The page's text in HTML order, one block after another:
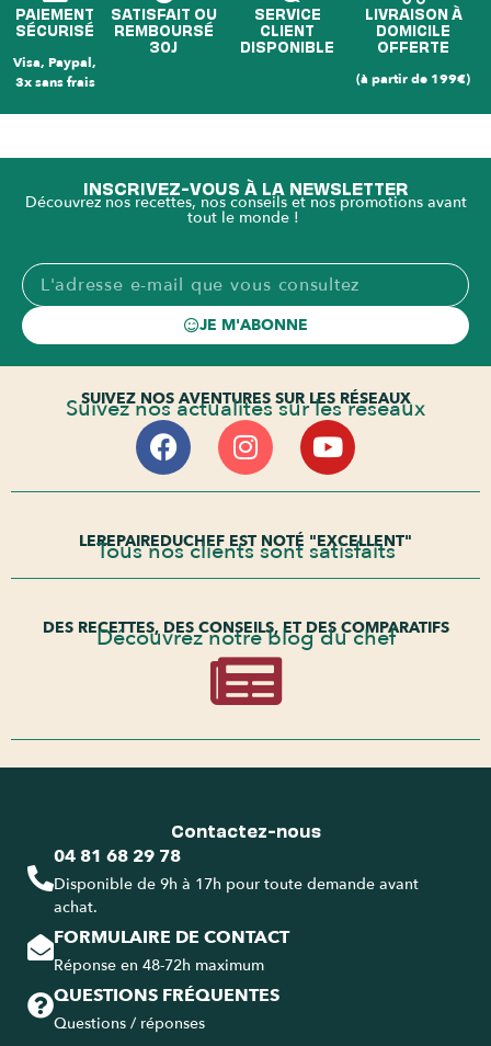
PAIEMENT
SÉCURISÉ
Visa, Paypal,
3x sans frais
SATISFAIT OU
REMBOURSÉ
30J
SERVICE
CLIENT
DISPONIBLE
LIVRAISON À
DOMICILE
OFFERTE
(à partir de 199€)
INSCRIVEZ-VOUS À LA NEWSLETTER
Découvrez nos recettes, nos conseils et nos promotions avant
tout le monde !
JE M'ABONNE
SUIVEZ NOS AVENTURES SUR LES RÉSEAUX
Suivez nos actualités sur les réseaux
LEREPAIREDUCHEF EST NOTÉ "EXCELLENT"
Tous nos clients sont satisfaits
DES RECETTES, DES CONSEILS, ET DES COMPARATIFS
Découvrez notre blog du chef
Contactez-nous
04 81 68 29 78
Disponible de 9h à 17h pour toute demande avant
achat.
FORMULAIRE DE CONTACT
Réponse en 48-72h maximum
QUESTIONS FRÉQUENTES
Questions / réponses